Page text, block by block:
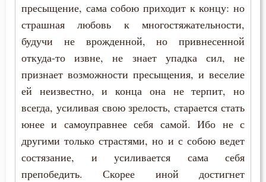
Страдание
Страсть
Страх
Страх Божий
Стыд
Счастье
пресыщение, сама собою приходит к концу: но
страшная любовь к многостяжательности,
будучи не врожденной, но привнесенной
откуда-то извне, не знает упадка сил, не
признает возможности пресыщения, и веселие
ей неизвестно, и конца она не терпит, но
всегда, усиливая свою зрелость, старается стать
юнее и самоуправнее себя самой. Ибо не с
другими только страстями, но и с собою ведет
состязание, и усиливается сама себя
препобедить. Скорее иной достигнет